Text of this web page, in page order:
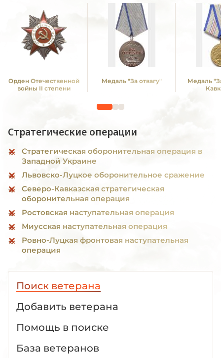
Орден Отечественной
войны II степени
Медаль "За отвагу"
Медаль
Стратегические операции
Стратегическая оборонительная операция в
Западной Украине
Львовско-Луцкое оборонительное сражение
Северо-Кавказская стратегическая
оборонительная операция
Ростовская наступательная операция
Миусская наступательная операция
Ровно-Луцкая фронтовая наступательная
операция
Поиск ветерана
Добавить ветерана
Помощь в поиске
База ветеранов